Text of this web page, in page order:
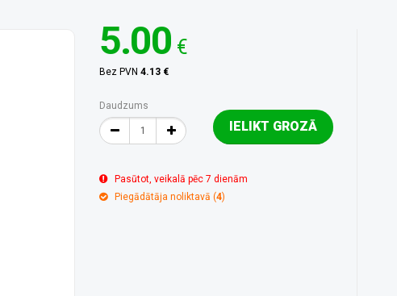
5.00 €
Bez PVN 4.13 €
Daudzums
IELIKT GROZĀ
Pasūtot, veikalā pēc 7 dienām
Piegādātāja noliktavā (4)